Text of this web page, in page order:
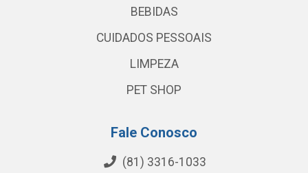
BEBIDAS
CUIDADOS PESSOAIS
LIMPEZA
PET SHOP
Fale Conosco
(81) 3316-1033